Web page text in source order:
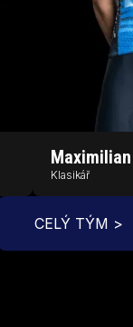
Maximilian
Klasikář
CELÝ TÝM >